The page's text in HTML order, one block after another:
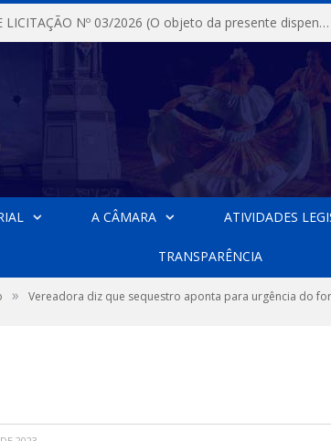
DISPENSA DE LICITAÇÃO Nº 03/2026 (O objeto da presente dispensa é a escolha da proposta mais vantajosa para a aquisição, de aparelhos de ar condicionado, tipo Split, com material de instalação e fogão industrial, conforme condições, quantidades e exigências estabelecidas no termo de referencia e neste aviso de contratação direta e seus anexos)
A CÂMARA ATIVIDADES
TRANSPARÊNCIA
» Vereadora diz que sequestro aponta para urgência do